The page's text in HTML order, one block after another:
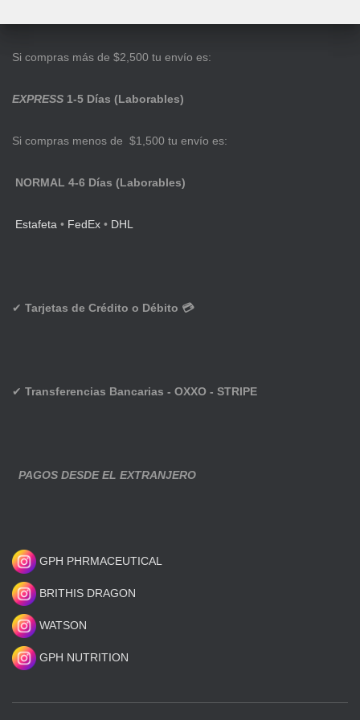
Si compras más de $2,500 tu envío es:
EXPRESS 1-5 Días (Laborables)
Si compras menos de $1,500 tu envío es:
NORMAL 4-6 Días (Laborables)
Estafeta • FedEx • DHL
✔ Tarjetas de Crédito o Débito 💳
✔ Transferencias Bancarias - OXXO - STRIPE
PAGOS DESDE EL EXTRANJERO
GPH PHRMACEUTICAL
BRITHIS DRAGON
WATSON
GPH NUTRITION